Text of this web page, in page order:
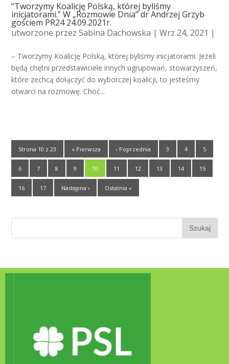
“Tworzymy Koalicję Polską, której byliśmy
inicjatorami.” W „Rozmowie Dnia” dr Andrzej Grzyb
gościem PR24 24.09.2021r.
utworzone przezSabina Dachowska | Wrz 24, 2021 |
– Tworzymy Koalicję Polską, której byliśmy inicjatorami. Jeżeli
będą chętni przedstawiciele innych ugrupowań, stowarzyszeń,
które zechcą dołączyć do wyborczej koalicji, to jesteśmy
otwarci na rozmowę. Choć...
Strona 10 z 23 « Pierwsza ‹ Poprzednia 3 4 5
6 7 8 9 10 11 12 13 14 15
16 17 Następna › Ostatnia »